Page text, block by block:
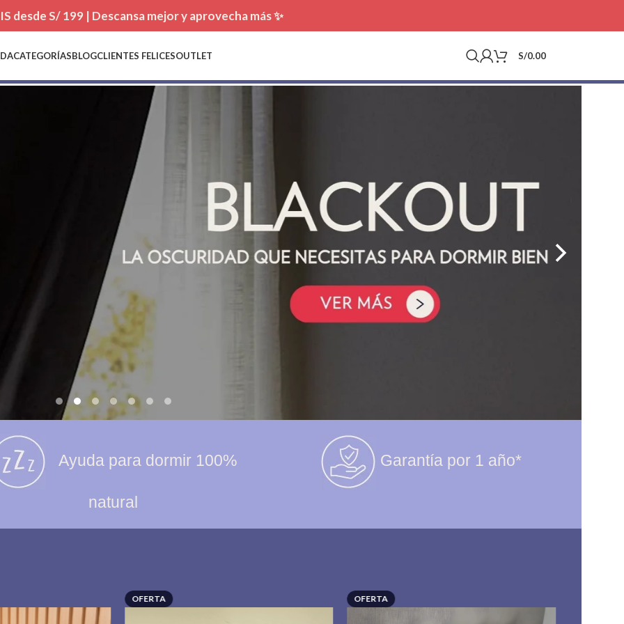
desde S/ 199 | Descansa mejor y aprovecha más ✨
CATEGORÍASBLOGCLIENTES FELICESOUTLET S/0.00
Ayuda para dormir 100%
natural
Garantía por 1 año*
OFERTA